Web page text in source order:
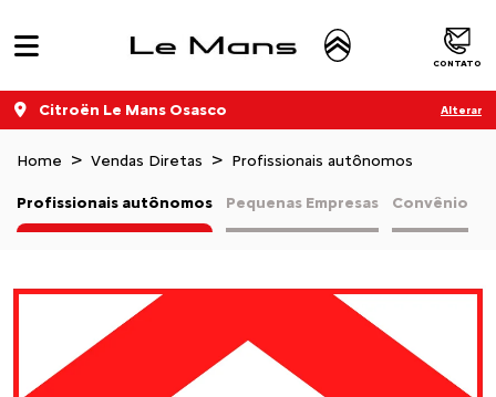
CONTATO
Citroën Le Mans Osasco Alterar
Home Vendas Diretas Profissionais autônomos
Pequenas Empresas
Profissionais autônomos Convênio